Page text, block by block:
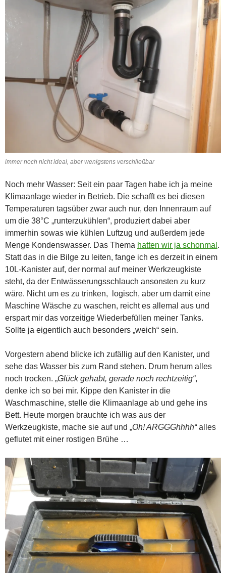
immer noch nicht ideal, aber wenigstens verschließbar
Noch mehr Wasser: Seit ein paar Tagen habe ich ja meine
Klimaanlage wieder in Betrieb. Die schafft es bei diesen
Temperaturen tagsüber zwar auch nur, den Innenraum auf
um die 38°C „runterzukühlen“, produziert dabei aber
immerhin sowas wie kühlen Luftzug und außerdem jede
Menge Kondenswasser. Das Thema hatten wir ja schonmal .
Statt das in die Bilge zu leiten, fange ich es derzeit in einem
10L-Kanister auf, der normal auf meiner Werkzeugkiste
steht, da der Entwässerungsschlauch ansonsten zu kurz
wäre. Nicht um es zu trinken, logisch, aber um damit eine
Maschine Wäsche zu waschen, reicht es allemal aus und
erspart mir das vorzeitige Wiederbefüllen meiner Tanks.
Sollte ja eigentlich auch besonders „weich“ sein.
Vorgestern abend blicke ich zufällig auf den Kanister, und
sehe das Wasser bis zum Rand stehen. Drum herum alles
noch trocken. „Glück gehabt, gerade noch rechtzeitig“,
denke ich so bei mir. Kippe den Kanister in die
Waschmaschine, stelle die Klimaanlage ab und gehe ins
Bett. Heute morgen brauchte ich was aus der
Werkzeugkiste, mache sie auf und „Oh! ARGGGhhhh“alles
geflutet mit einer rostigen Brühe …